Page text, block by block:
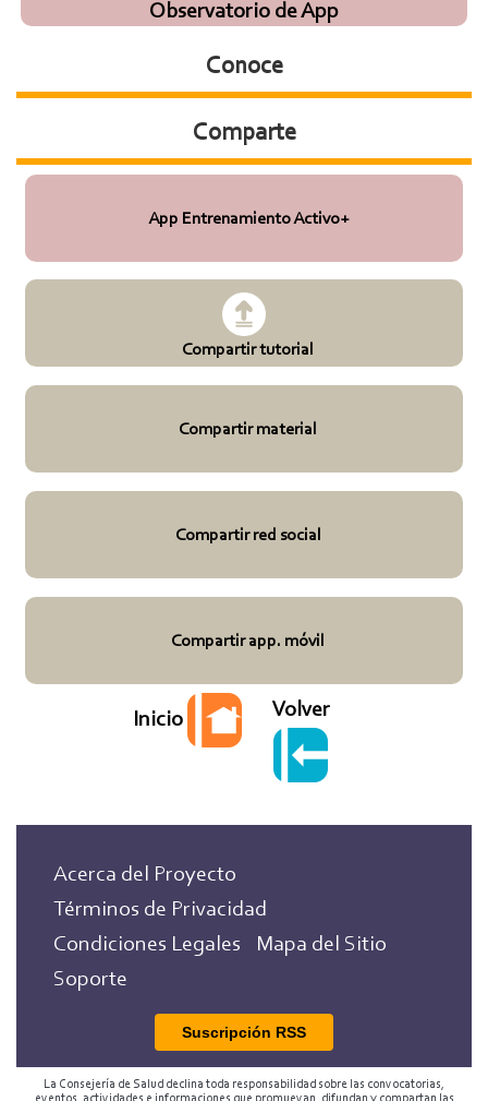
Observatorio de App
Conoce
Comparte
App Entrenamiento Activo+
Compartir tutorial
Compartir material
Compartir red social
Compartir app. móvil
Inicio Volver
Acerca del Proyecto
Términos de Privacidad
Condiciones Legales
Mapa del Sitio
Soporte
Suscripción RSS
La Consejería de Salud declina toda responsabilidad sobre las convocatorias,